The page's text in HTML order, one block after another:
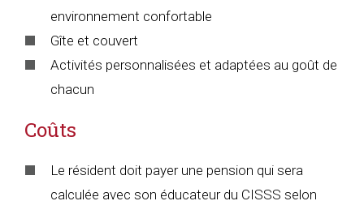
environnement confortable
Gîte et couvert
Activités personnalisées et adaptées au goût de
chacun
Coûts
Le résident doit payer une pension qui sera
calculée avec son éducateur du CISSS selon